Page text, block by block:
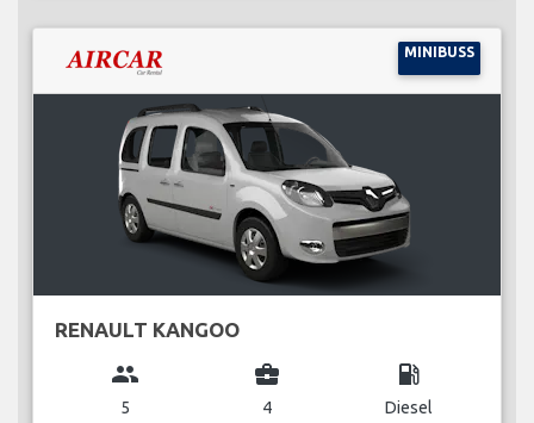
MINIBUSS
RENAULT KANGOO
group
5
business_center
4
local_gas_station
Diesel